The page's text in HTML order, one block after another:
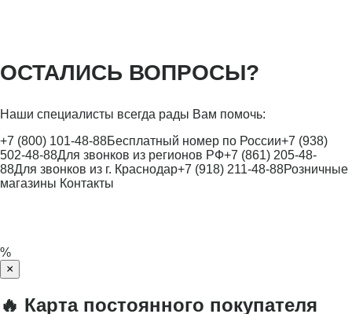
ОСТАЛИСЬ ВОПРОСЫ?
Наши специалисты всегда рады Вам помочь:
+7 (800) 101-48-88Бесплатный номер по России+7 (938)
502-48-88Для звонков из регионов РФ+7 (861) 205-48-
88Для звонков из г. Краснодар+7 (918) 211-48-88Розничные
магазины Контакты
%
×
🔥 Карта постоянного покупателя